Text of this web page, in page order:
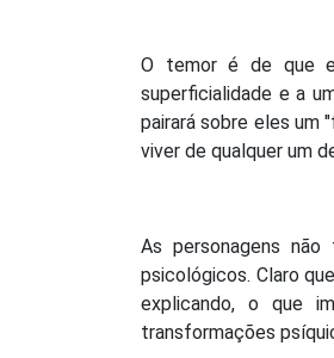
O temor é de que
superficialidade e a
pairará sobre eles um
viver de qualquer um
As personagens
psicológicos. Claro
explicando, o que
transformações